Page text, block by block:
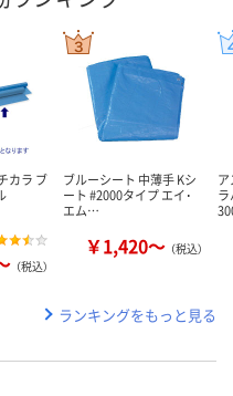
カラ ブ
（税込）
ブルーシート 中薄手 Kシ
ート #2000タイプ エイ･
エム…
￥1,420～ （税込）
ランキングをもっと見る